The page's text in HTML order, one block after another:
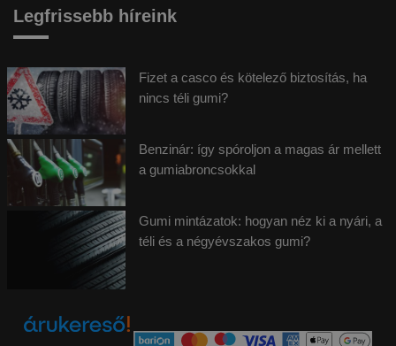
Legfrissebb híreink
Fizet a casco és kötelező biztosítás, ha
nincs téli gumi?
Benzinár: így spóroljon a magas ár mellett
a gumiabroncsokkal
Gumi mintázatok: hogyan néz ki a nyári, a
téli és a négyévszakos gumi?